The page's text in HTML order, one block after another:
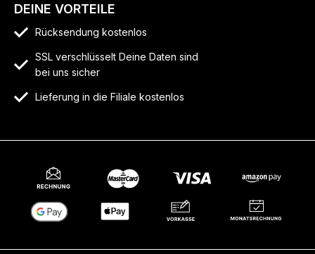
DEINE VORTEILE
Rücksendung kostenlos
SSL verschlüsselt Deine Daten sind
bei uns sicher
Lieferung in die Filiale kostenlos